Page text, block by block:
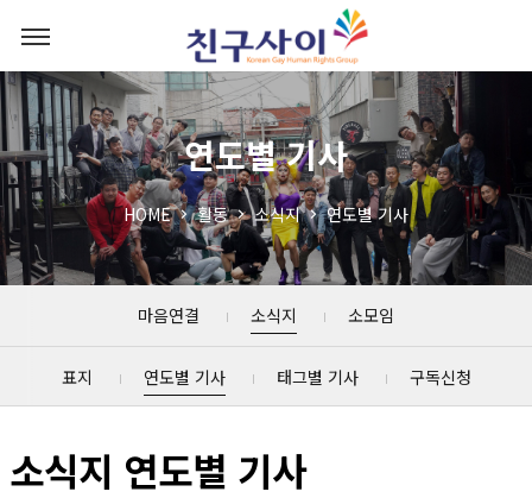
연도별 기사
HOME 활동 소식지 연도별 기사
마음연결 소식지 소모임
표지 연도별 기사 태그별 기사 구독신청
소식지 연도별 기사